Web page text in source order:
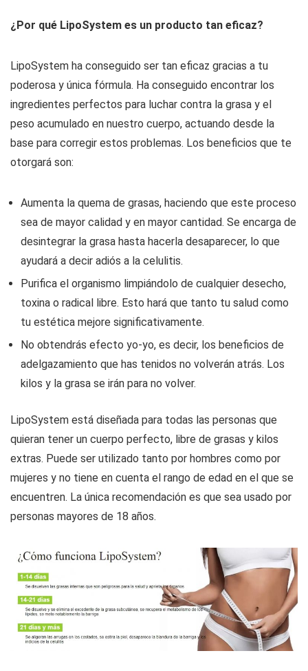
¿Por qué LipoSystem es un producto tan eficaz?
LipoSystem ha conseguido ser tan eficaz gracias a tu
poderosa y única fórmula. Ha conseguido encontrar los
ingredientes perfectos para luchar contra la grasa y el
peso acumulado en nuestro cuerpo, actuando desde la
base para corregir estos problemas. Los beneficios que te
otorgará son:
Aumenta la quema de grasas, haciendo que este proceso
sea de mayor calidad y en mayor cantidad. Se encarga de
desintegrar la grasa hasta hacerla desaparecer, lo que
ayudará a decir adiós a la celulitis.
Purifica el organismo limpiándolo de cualquier desecho,
toxina o radical libre. Esto hará que tanto tu salud como
tu estética mejore significativamente.
No obtendrás efecto yo-yo, es decir, los beneficios de
adelgazamiento que has tenidos no volverán atrás. Los
kilos y la grasa se irán para no volver.
LipoSystem está diseñada para todas las personas que
quieran tener un cuerpo perfecto, libre de grasas y kilos
extras. Puede ser utilizado tanto por hombres como por
mujeres y no tiene en cuenta el rango de edad en el que se
encuentren. La única recomendación es que sea usado por
personas mayores de 18 años.